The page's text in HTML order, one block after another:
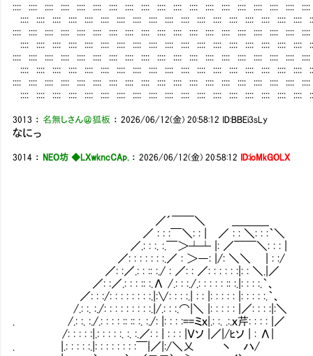
:::: :::: :::: :::: :::: :::: :::: :::: :::: :::: :::: :::: :::: :::: :::: :::: :::: ::::
:::: :::: :::: :::: :::: :::: :::: :::: :::: :::: :::: :::: :::: :::: :::: :::: :::: ::::
:::: :::: :::: :::: :::: :::: :::: :::: :::: :::: :::: :::: :::: :::: :::: :::: :::: ::::
:::: :::: :::: :::: :::: :::: :::: :::: :::: :::: :::: :::: :::: :::: :::: :::: :::: ::::
:::: :::: :::: :::: :::: :::: :::: :::: :::: :::: :::: :::: :::: :::: :::: :::: :::: ::::
:::: :::: :::: :::: :::: :::: :::: :::: :::: :::: :::: :::: :::: :::: :::: :::: :::: ::::
:::: :::: :::: :::: :::: :::: :::: :::: :::: :::: :::: :::: :::: :::: :::: :::: :::: ::::
:::: :::: :::: :::: :::: :::: :::: :::: :::: :::: :::: :::: :::: :::: :::: :::: :::: ::::
3013 ： 名無しさん＠狐板 ：2026/06/12(金) 20:58:12 ID:BBEi3sLy
なにっ
3014 ： NEO坊 ◆LXwkncCAp. ：2026/06/12(金) 20:58:12 ID:ioMkGOLX
／´￣￣＼ ＿＿＿_
／ : : :￣＼: : | ／ : : ＼: : :｀＼
／.: : :. :.￣＞┴┴ |: ／￣￣＼: : : |
／: : : : : : :.／ : ＞―: |/: ＼＼ | : :/
／: :／.: : :: :./ : ／: : ／: : : : : :|: : ＼.|／
／: :／.: : : :: :.Λ /.: : :./.: : : : : :: :.|: : : :.｀、
／: : :/: : : : : : : :.|:∨: : : :.| : : |: : : : : |: : : : :.｀、
/.: :. :./: : : : : : : : :.|/.: : :.⌒|＼ |: : : : : |／: : : :|:＼
. /.: :. :./.: : : : :: :: :. :./: |: : : :==ミｘ|.: :. .:.ｘ芹: : : : |／
/: : : : :|.: : : : :. :. :.／: : | : : : |Ｖソ |／|/ﾋソ | : Λ|
. |.: : : : :.|: : : : : : : :￣|／|:/＼乂 丶 ハ/